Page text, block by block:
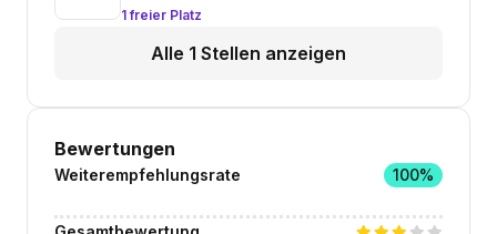
1 freier Platz
Alle 1 Stellen anzeigen
Bewertungen
Weiterempfehlungsrate 100%